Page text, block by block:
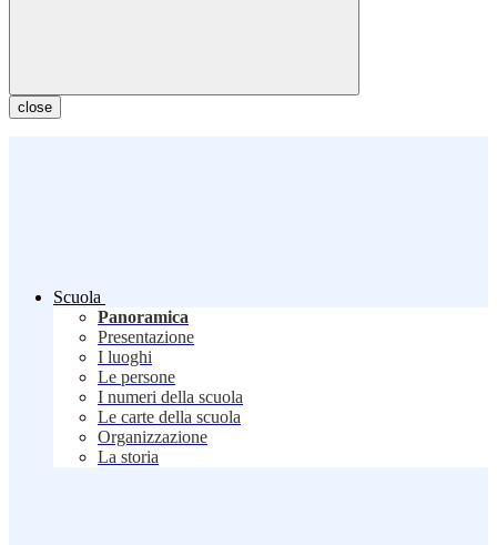
close
Scuola
Panoramica
Presentazione
I luoghi
Le persone
I numeri della scuola
Le carte della scuola
Organizzazione
La storia